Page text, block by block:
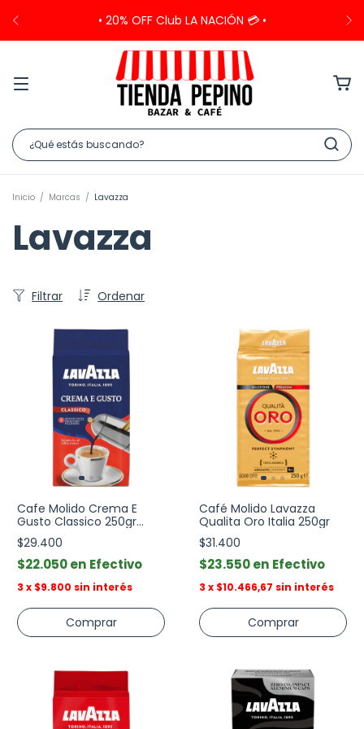
• 20% OFF Club LA NACIÓN 💳 •
Inicio / Marcas / Lavazza
Lavazza
Ordenar
Filtrar
Cafe Molido Crema E
Gusto Classico 250gr
Lavazza
$29.400
$22.050 Efectivo
3 x $9.800 sin interés
Café Molido Lavazza
Qualita Oro Italia 250gr
$31.400
$23.550 Efectivo
3 x $10.466,67 sin interés